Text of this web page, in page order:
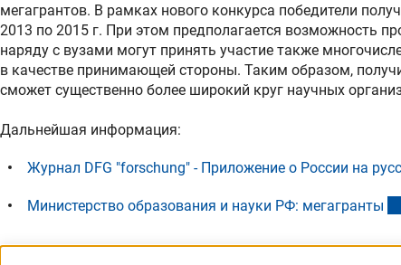
мегагрантов. В рамках нового конкурса победители
2013 по 2015 г. При этом предполагается возможность
наряду с вузами могут принять участие также
в качестве принимающей стороны. Таким образом,
сможет существенно более широкий круг научных
Дальнейшая информация:
Журнал DFG "forschung" - Приложение о России на
Министерство образования и науки РФ: мегагранты